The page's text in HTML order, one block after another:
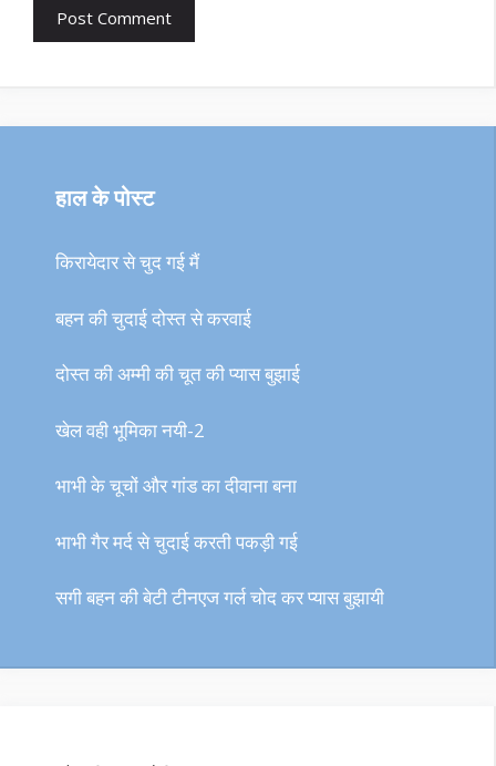
हाल के पोस्ट
किरायेदार से चुद गई मैं
बहन की चुदाई दोस्त से करवाई
दोस्त की अम्मी की चूत की प्यास बुझाई
खेल वही भूमिका नयी-2
भाभी के चूचों और गांड का दीवाना बना
भाभी गैर मर्द से चुदाई करती पकड़ी गई
सगी बहन की बेटी टीनएज गर्ल चोद कर प्यास बुझायी